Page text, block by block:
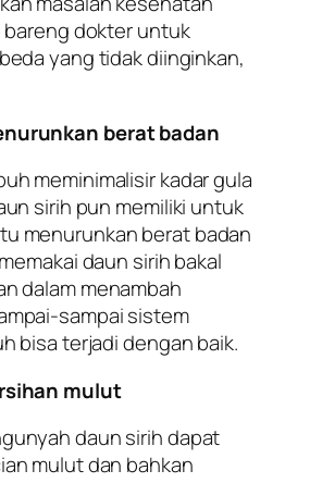
dokter untuk
yang tidak diinginkan,
berat badan
meminimalisir kadar gula
sirih pun memiliki untuk
menurunkan berat badan
daun sirih bakal
dalam menambah
sampai sistem
bisa terjadi dengan baik.
mulut
daun sirih dapat
mulut dan bahkan